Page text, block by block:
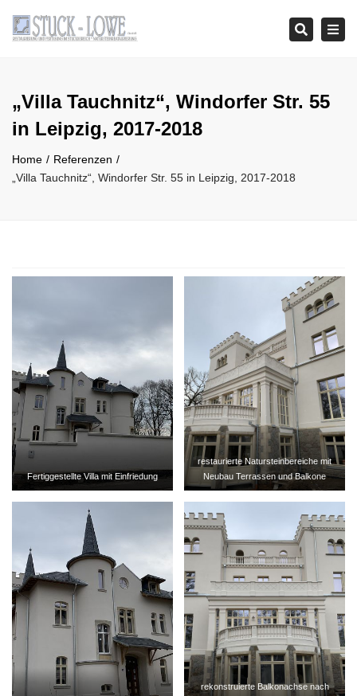
Search
„Villa Tauchnitz“, Windorfer Str. 55
in Leipzig, 2017-2018
Home
Referenzen
„Villa Tauchnitz“, Windorfer Str. 55 in Leipzig, 2017-2018
Fertiggestellte Villa mit Einfriedung
restaurierte Natursteinbereiche mit
Neubau Terrassen und Balkone
rekonstruierte Balkonachse nach